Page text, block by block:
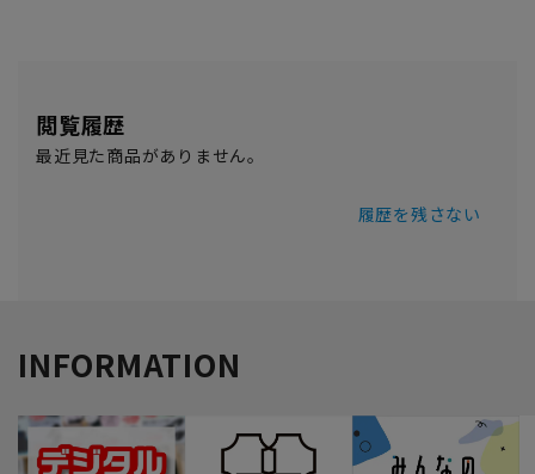
閲覧履歴
最近見た商品がありません。
履歴を残さない
INFORMATION